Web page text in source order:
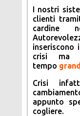
I nostri
clienti
cardine
inseriscono
crisi ma
tempo
Crisi
appunto
cogliere.